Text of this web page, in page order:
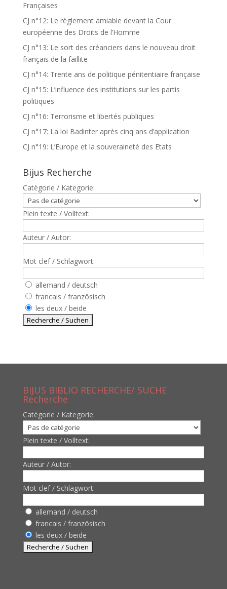
Françaises
CJ n°12: Le règlement amiable devant la Cour
européenne des Droits de l’Homme
CJ n°13: Le sort des créanciers dans le nouveau droit
français de la faillite
CJ n°14: Trente ans de politique pénitentiaire française
CJ n°15: L’influence des institutions sur les partis
politiques
CJ n°16: Terrorisme et libertés publiques
CJ n°17: La loi Badinter après cinq ans d’application
CJ n°19: L’Europe et la souveraineté des Etats
Bijus Recherche
Catègorie / Kategorie:
Plein texte / Volltext:
Auteur / Autor:
Mot clef / Schlagwort:
allemand / deutsch
francais / französisch
les deux / beide
BIJUS BIBLIO RECHERCHE/ SUCHE
Recherche
Catègorie / Kategorie:
Plein texte / Volltext:
Auteur / Autor:
Mot clef / Schlagwort:
allemand / deutsch
francais / französisch
les deux / beide